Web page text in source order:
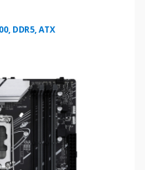
DDR5, ATX